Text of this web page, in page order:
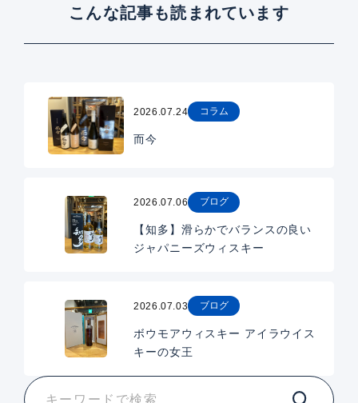
こんな記事も読まれています
2026.07.24 コラム
而今
2026.07.06 ブログ
【知多】滑らかでバランスの良い
ジャパニーズウィスキー
2026.07.03 ブログ
ボウモアウィスキー アイラウイス
キーの女王